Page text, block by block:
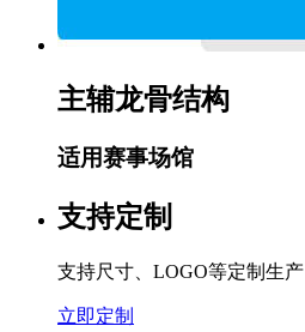
主辅龙骨结构
适用赛事场馆
支持定制
支持尺寸、LOGO等定制生产
立即定制